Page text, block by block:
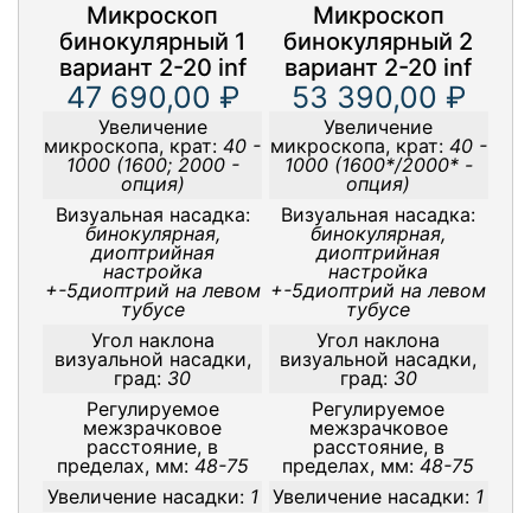
Микроскоп
бинокулярный 1
вариант 2-20 inf
47 690,00 ₽
Увеличение
микроскопа, крат: 40 -
1000 (1600; 2000 -
опция)
Визуальная насадка:
бинокулярная,
диоптрийная
настройка
+-5диоптрий на левом
тубусе
Угол наклона
визуальной насадки,
град: 30
Регулируемое
межзрачковое
расстояние, в
пределах, мм: 48-75
Увеличение насадки: 1
Микроскоп
бинокулярный 2
вариант 2-20 inf
53 390,00 ₽
Увеличение
микроскопа, крат: 40 -
1000 (1600*/2000* -
опция)
Визуальная насадка:
бинокулярная,
диоптрийная
настройка
+-5диоптрий на левом
тубусе
Угол наклона
визуальной насадки,
град: 30
Регулируемое
межзрачковое
расстояние, в
пределах, мм: 48-75
Увеличение насадки: 1